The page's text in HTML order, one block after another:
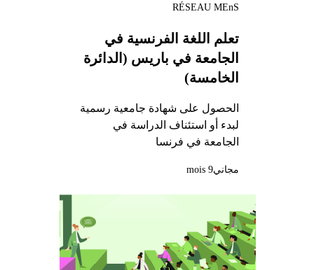
تعلم اللغة الفرنسية في
الجامعة في باريس (الدائرة
الخامسة)
الحصول على شهادة جامعية رسمية
لبدء أو استئناف الدراسة في
الجامعة في فرنسا
RÉSEAU MEnS
مجاني9 mois